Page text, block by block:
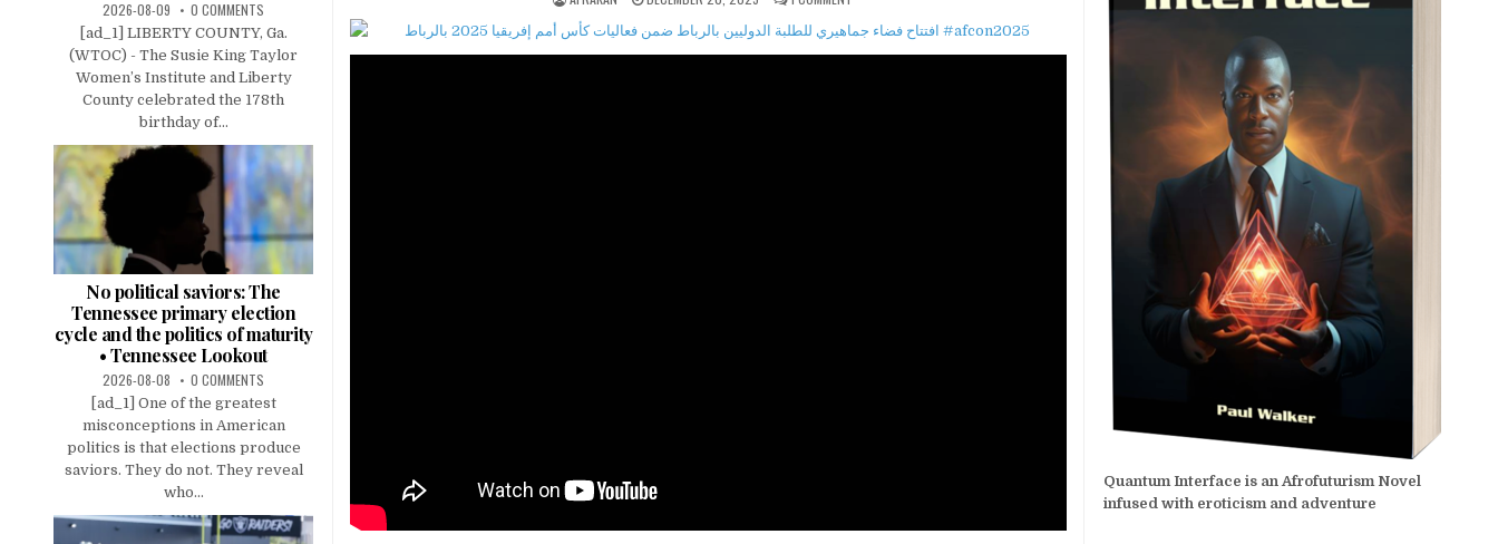
2026-08-09 0 COMMENTS
[ad_1] LIBERTY COUNTY, Ga.
(WTOC) - The Susie King Taylor
Women’s Institute and Liberty
County celebrated the 178th
birthday of...
No political saviors: The
Tennessee primary election
cycle and the politics of maturity
• Tennessee Lookout
2026-08-08 0 COMMENTS
[ad_1] One of the greatest
misconceptions in American
politics is that elections produce
saviors. They do not. They reveal
who...
Quantum Interface is an Afrofuturism Novel
infused with eroticism and adventure